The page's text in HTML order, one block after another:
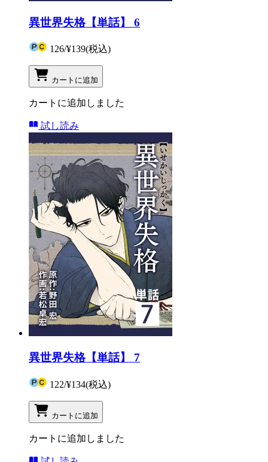
異世界失格【単話】 6
126/¥139(税込)
カートに追加
カートに追加しました
試し読み
異世界失格【単話】 7
122/¥134(税込)
カートに追加
カートに追加しました